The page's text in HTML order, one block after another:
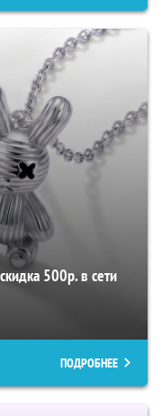
500р. в сети
ПОДРОБНЕЕ